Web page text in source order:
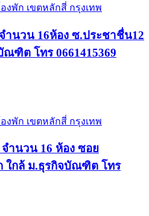
งพัก เขตหลักสี่ กรุงเทพ
ำนวน 16ห้อง ซ.ประชาชื่น12
ฑิต โทร 0661415369
งพัก เขตหลักสี่ กรุงเทพ
ำนวน 16 ห้อง ซอย
ใกล้ ม.ธุรกิจบัณฑิต โทร